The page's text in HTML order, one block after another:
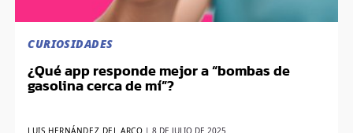
CURIOSIDADES
¿Qué app responde mejor a “bombas de
gasolina cerca de mí”?
LUIS HERNÁNDEZ DEL ARCO |8 DE JULIO DE 2025